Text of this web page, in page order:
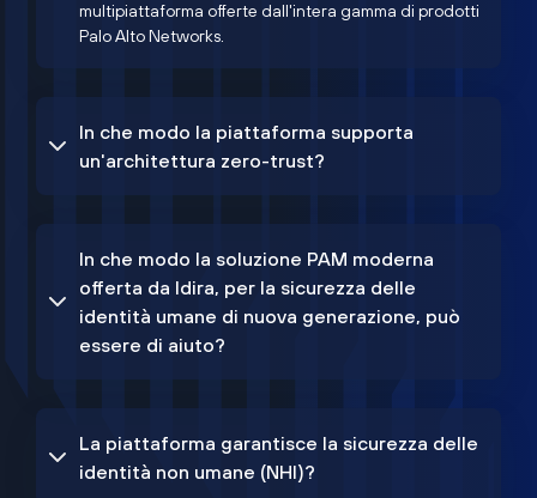
multipiattaforma offerte dall'intera gamma di prodotti
Palo Alto Networks.
In che modo la piattaforma supporta
un'architettura zero-trust?
In che modo la soluzione PAM moderna
offerta da Idira, per la sicurezza delle
identità umane di nuova generazione, può
essere di aiuto?
La piattaforma garantisce la sicurezza delle
identità non umane (NHI)?